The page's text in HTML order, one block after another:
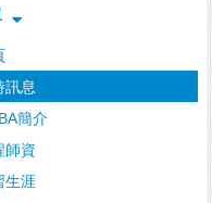
訊息
簡介
師資
生涯